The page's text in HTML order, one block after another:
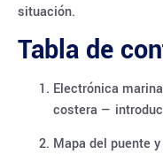
situación.
Tabla de
Electrónica
costera —
Mapa del puente